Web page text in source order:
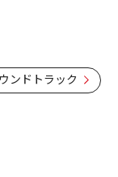
ンドトラック